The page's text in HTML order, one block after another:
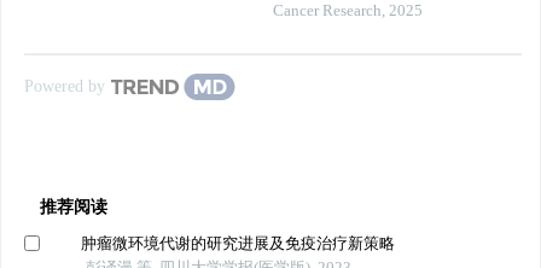
Cancer Research, 2025
Powered by
推荐阅读
肿瘤微环境代谢的研究进展及免疫治疗新策略